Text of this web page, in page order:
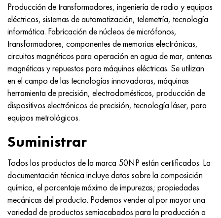
Producción de transformadores, ingeniería de radio y equipos
eléctricos, sistemas de automatización, telemetría, tecnología
informática. Fabricación de núcleos de micrófonos,
transformadores, componentes de memorias electrónicas,
circuitos magnéticos para operación en agua de mar, antenas
magnéticas y repuestos para máquinas eléctricas. Se utilizan
en el campo de las tecnologías innovadoras, máquinas
herramienta de precisión, electrodomésticos, producción de
dispositivos electrónicos de precisión, tecnología láser, para
equipos metrológicos.
Suministrar
Todos los productos de la marca 50NP están certificados. La
documentación técnica incluye datos sobre la composición
química, el porcentaje máximo de impurezas; propiedades
mecánicas del producto. Podemos vender al por mayor una
variedad de productos semiacabados para la producción a